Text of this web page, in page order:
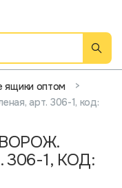
ящики оптом
>
арт. 306-1, код:
1, КОД: